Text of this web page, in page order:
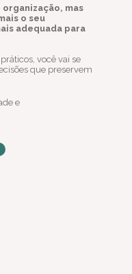
organização, mas
o seu
adequada para
você vai se
que preservem
e